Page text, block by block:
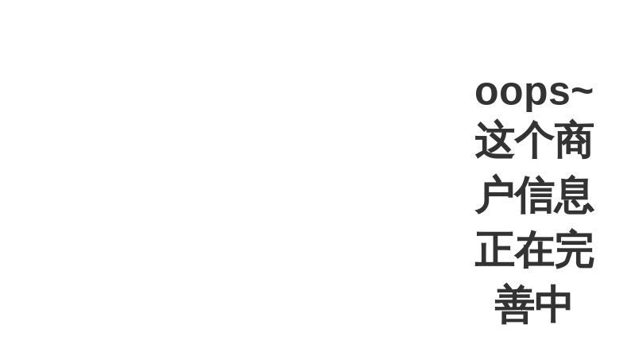
oops~
这个商
户信息
正在完
善中